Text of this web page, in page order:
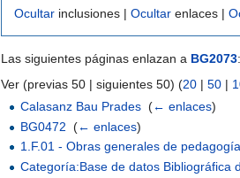
Ocultar inclusiones | Ocultar enlaces |
Las siguientes páginas enlazan a BG2073:
Ver (previas 50 | siguientes 50) (20 | 50 |
Calasanz Bau Prades (← enlaces)
BG0472
(← enlaces)
1.F.01 - Obras generales de
Categoría:Base de datos Bibliográfica